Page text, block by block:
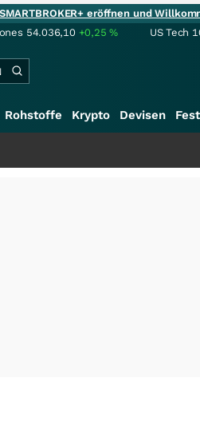
eröffnen und
54.036,10 +0,25% US Tech
Rohstoffe Krypto Devisen